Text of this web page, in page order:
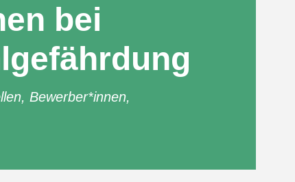
bei
, Bewerber*innen,